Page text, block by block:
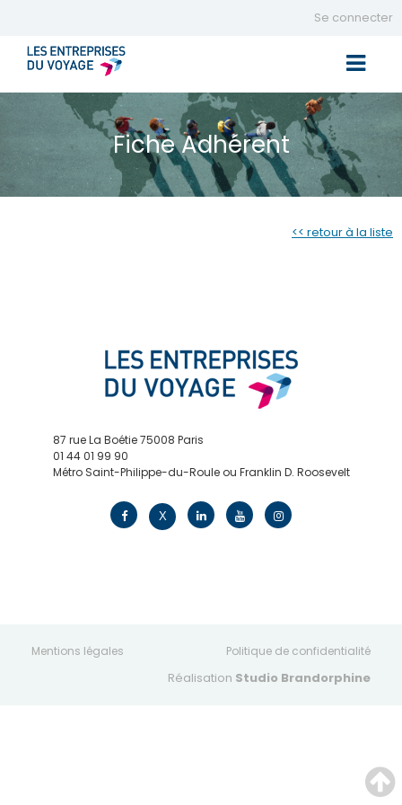
Se connecter
Fiche Adhérent
<< retour à la liste
87 rue La Boétie 75008 Paris
01 44 01 99 90
Métro Saint-Philippe-du-Roule ou Franklin D. Roosevelt
X
Mentions légales Politique de confidentialité
Réalisation Studio Brandorphine